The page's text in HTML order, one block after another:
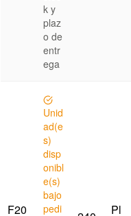
k y
plaz
o de
entr
ega
F20
Unid
ad(e
s)
disp
onibl
e(s)
bajo
pedi
Pl